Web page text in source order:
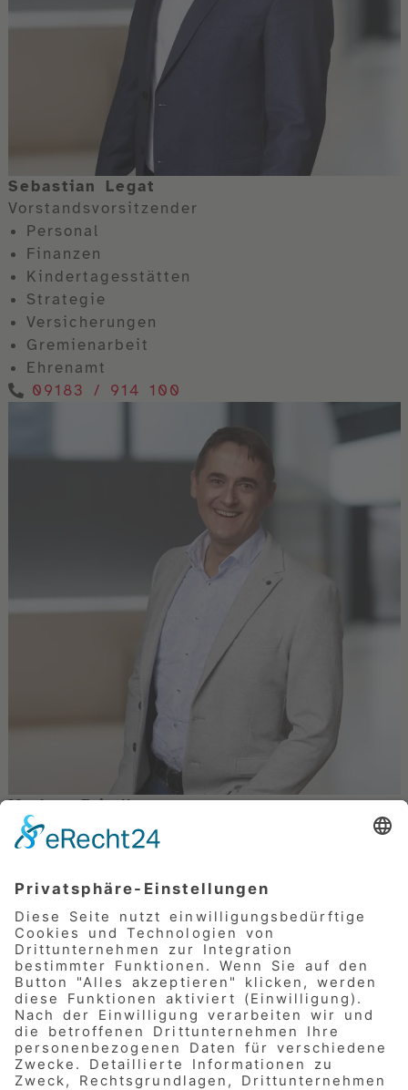
Sebastian Legat
Vorstandsvorsitzender
Personal
Finanzen
Kindertagesstätten
Strategie
Versicherungen
Gremienarbeit
Ehrenamt
09183 / 914 100
Markus Friedl
IT
Marketing
Fuhrpark
Datenschutz
Leiharbeit
09183 / 914 100
© 2026AWO Nürnberger Land e.V.